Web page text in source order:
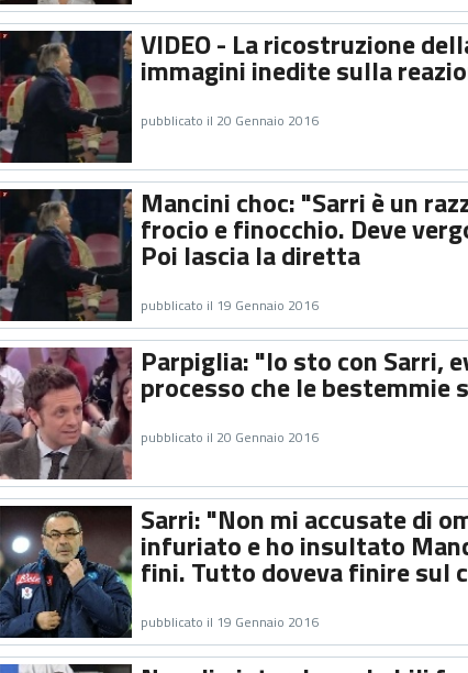
VIDEO - La ricostruzione
immagini inedite sulla
pubblicato il 20 Gennaio 2016
Mancini choc: "Sarri è un
frocio e finocchio. Deve
Poi lascia la diretta
pubblicato il 19 Gennaio 2016
Parpiglia: "Io sto con Sarri,
processo che le bestemmie
pubblicato il 20 Gennaio 2016
Sarri: "Non mi accusate di
infuriato e ho insultato
fini. Tutto doveva finire sul
pubblicato il 19 Gennaio 2016